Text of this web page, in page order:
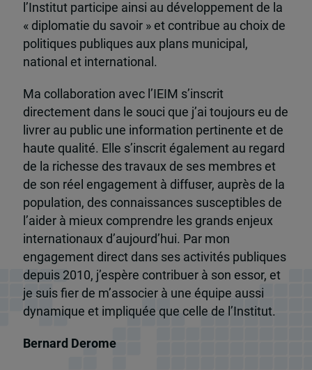
l’Institut participe ainsi au développement de la
« diplomatie du savoir » et contribue au choix de
politiques publiques aux plans municipal,
national et international.
Ma collaboration avec l’IEIM s’inscrit
directement dans le souci que j’ai toujours eu de
livrer au public une information pertinente et de
haute qualité. Elle s’inscrit également au regard
de la richesse des travaux de ses membres et
de son réel engagement à diffuser, auprès de la
population, des connaissances susceptibles de
l’aider à mieux comprendre les grands enjeux
internationaux d’aujourd’hui. Par mon
engagement direct dans ses activités publiques
depuis 2010, j’espère contribuer à son essor, et
je suis fier de m’associer à une équipe aussi
dynamique et impliquée que celle de l’Institut.
Bernard Derome